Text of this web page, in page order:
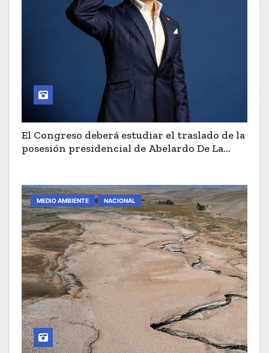
El Congreso deberá estudiar el traslado de la
posesión presidencial de Abelardo De La
MEDIO AMBIENTE NACIONAL